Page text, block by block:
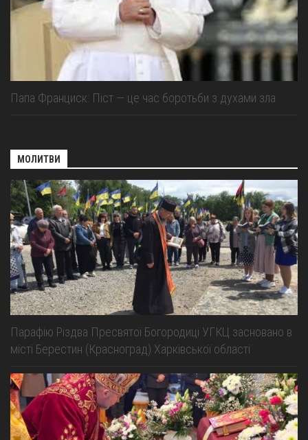
Папа Франциск: Піст — це час боротьби з духами зла
МОЛИТВИ
Парафію Різдва Пресвятої Богородиці УГКЦ засновано в
місті Берестин (Красноград) Харківської області